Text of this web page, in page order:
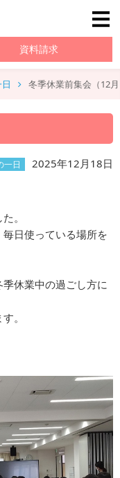
資料請求
冬季休業前集会（12
一日 2025年12月18日
。
日使っている場所を
休業中の過ごし方に
。